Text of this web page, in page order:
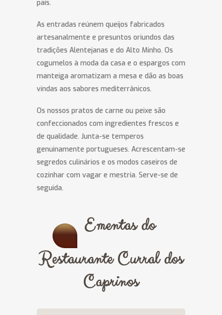
país.
As entradas reúnem queijos fabricados
artesanalmente e presuntos oriundos das
tradições Alentejanas e do Alto Minho. Os
cogumelos à moda da casa e o espargos com
manteiga aromatizam a mesa e dão as boas
vindas aos sabores mediterrânicos.
Os nossos pratos de carne ou peixe são
confeccionados com ingredientes frescos e
de qualidade. Junta-se temperos
genuinamente portugueses. Acrescentam-se
segredos culinários e os modos caseiros de
cozinhar com vagar e mestria. Serve-se de
seguida.
Ementas do
Restaurante Curral dos
Caprinos